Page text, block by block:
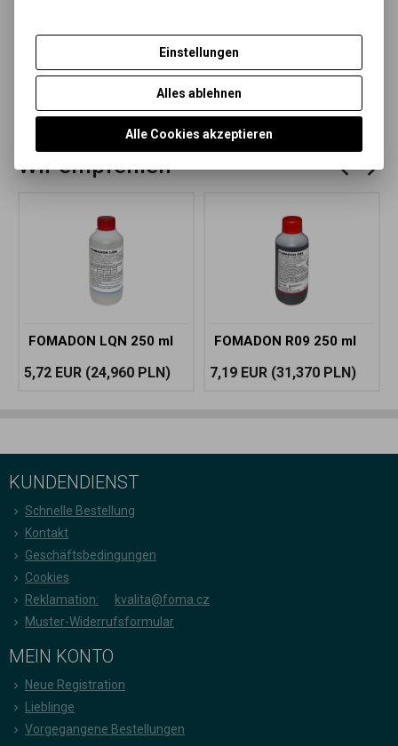
Das Produkt empfehlen
Wir empfehlen
FOMADON LQN 250 ml
5,72 EUR (24,960 PLN)
FOMADON R09 250 ml
7,19 EUR (31,370 PLN)
KUNDENDIENST
Schnelle Bestellung
Kontakt
Geschäftsbedingungen
Cookies
Reklamation:
kvalita@foma.cz
Muster-Widerrufsformular
MEIN KONTO
Neue Registration
Lieblinge
Vorgegangene Bestellungen
Einstellungen
Alles ablehnen
Alle Cookies akzeptieren